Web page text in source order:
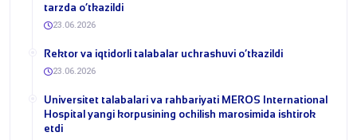
tarzda o‘tkazildi
23.06.2026
​Rektor va iqtidorli talabalar uchrashuvi o‘tkazildi
23.06.2026
Universitet talabalari va rahbariyati MEROS International
Hospital yangi korpusining ochilish marosimida ishtirok
etdi